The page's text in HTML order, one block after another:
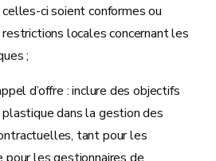
ci soient conformes ou
locales concernant les
;
d’offre : inclure des objectifs
dans la gestion des
tant pour les